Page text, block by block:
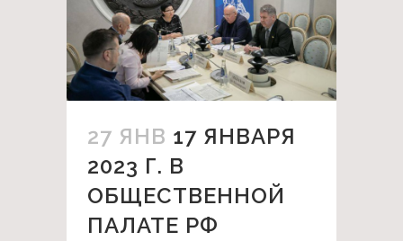
27 ЯНВ 17 ЯНВАРЯ
2023 Г. В
ОБЩЕСТВЕННОЙ
ПАЛАТЕ РФ